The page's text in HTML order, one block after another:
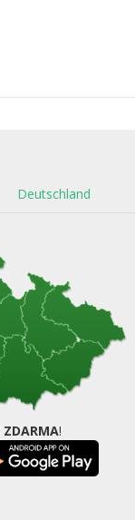
Deutschland
ZDARMA!